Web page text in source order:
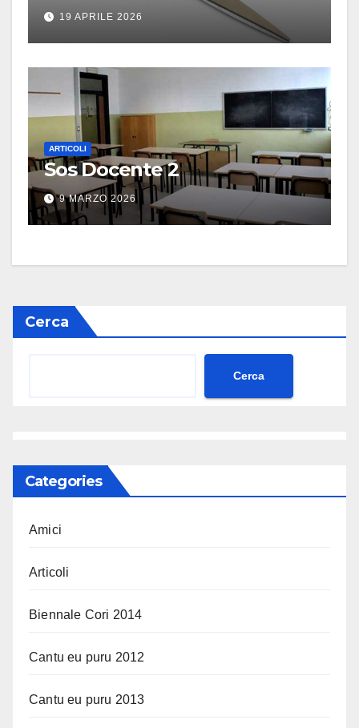
19 APRILE 2026
ARTICOLI
Sos Docente 2
9 MARZO 2026
Cerca
Cerca
Categories
Amici
Articoli
Biennale Cori 2014
Cantu eu puru 2012
Cantu eu puru 2013